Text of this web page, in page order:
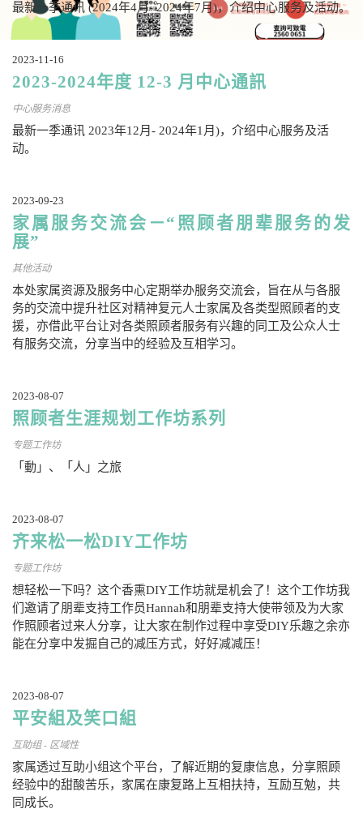
最新一季通讯 (2024年4月- 2024年7月)，介绍中心服务及活动。
2023-11-16
2023-2024年度 12-3 月中心通訊
中心服务消息
最新一季通讯 2023年12月- 2024年1月)，介绍中心服务及活
动。
2023-09-23
家属服务交流会－“照顾者朋辈服务的发
展”
其他活动
本处家属资源及服务中心定期举办服务交流会，旨在从与各服
务的交流中提升社区对精神复元人士家属及各类型照顾者的支
援，亦借此平台让对各类照顾者服务有兴趣的同工及公众人士
有服务交流，分享当中的经验及互相学习。
2023-08-07
照顾者生涯规划工作坊系列
专题工作坊
「動」、「人」之旅
2023-08-07
齐来松一松DIY工作坊
专题工作坊
想轻松一下吗？这个香熏DIY工作坊就是机会了！这个工作坊我
们邀请了朋辈支持工作员Hannah和朋辈支持大使带领及为大家
作照顾者过来人分享，让大家在制作过程中享受DIY乐趣之余亦
能在分享中发掘自己的减压方式，好好减减压！
2023-08-07
平安組及笑口組
互助组 - 区域性
家属透过互助小组这个平台，了解近期的复康信息，分享照顾
经验中的甜酸苦乐，家属在康复路上互相扶持，互励互勉，共
同成长。